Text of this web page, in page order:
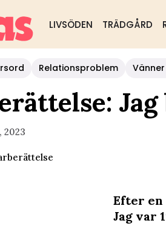
LIVSÖDEN TRÄDGÅRD
Relationsproblem
2023
Efter
Jag var